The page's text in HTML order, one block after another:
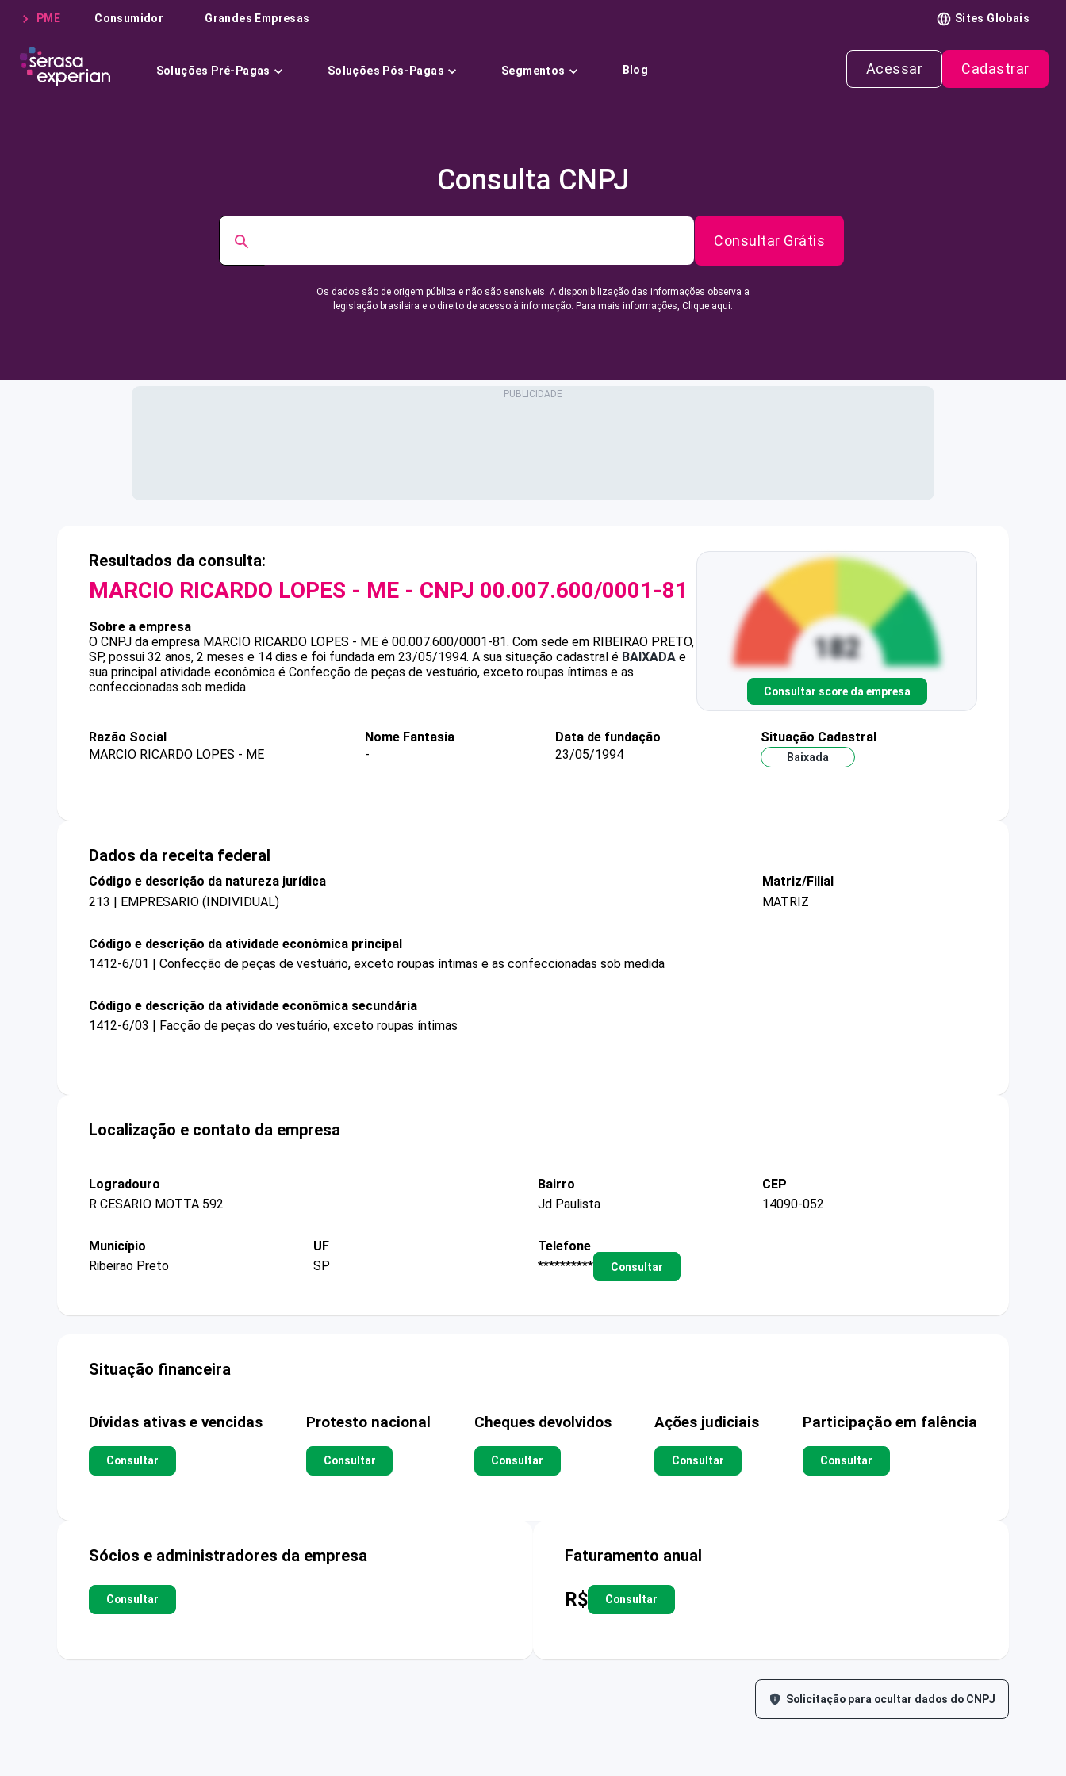
PME Consumidor Grandes Empresas Sites Globais
Soluções Pré-Pagas Soluções Pós-Pagas Segmentos Blog Acessar Cadastrar
Consulta CNPJ
Consultar Grátis
Os dados são de origem pública e não são sensíveis. A disponibilização das informações observa a
legislação brasileira e o direito de acesso à informação. Para mais informações, Clique aqui.
Resultados da consulta:
MARCIO RICARDO LOPES - ME - CNPJ 00.007.600/0001-81
Sobre a empresa
O CNPJ da empresa MARCIO RICARDO LOPES - ME é 00.007.600/0001-81. Com sede em RIBEIRAO PRETO,
SP, possui 32 anos, 2 meses e 14 dias e foi fundada em 23/05/1994. A sua situação cadastral é BAIXADA e
sua principal atividade econômica é Confecção de peças de vestuário, exceto roupas íntimas e as
confeccionadas sob medida.
Consultar score da empresa
Razão Social
MARCIO RICARDO LOPES - ME
Nome Fantasia
-
Data de fundação
23/05/1994
Situação Cadastral
Baixada
Dados da receita federal
Código e descrição da natureza jurídica
213 | EMPRESARIO (INDIVIDUAL)
Matriz/Filial
MATRIZ
Código e descrição da atividade econômica principal
1412-6/01 | Confecção de peças de vestuário, exceto roupas íntimas e as confeccionadas sob medida
Código e descrição da atividade econômica secundária
1412-6/03 | Facção de peças do vestuário, exceto roupas íntimas
Localização e contato da empresa
Logradouro
R CESARIO MOTTA 592
Bairro
Jd Paulista
CEP
14090-052
Município
Ribeirao Preto
UF
SP
Telefone
**********
Consultar
Situação financeira
Dívidas ativas e vencidas
Consultar
Protesto nacional
Consultar
Cheques devolvidos
Consultar
Ações judiciais
Consultar
Participação em falência
Consultar
Sócios e administradores da empresa
Consultar
Faturamento anual
R$ Consultar
Solicitação para ocultar dados do CNPJ